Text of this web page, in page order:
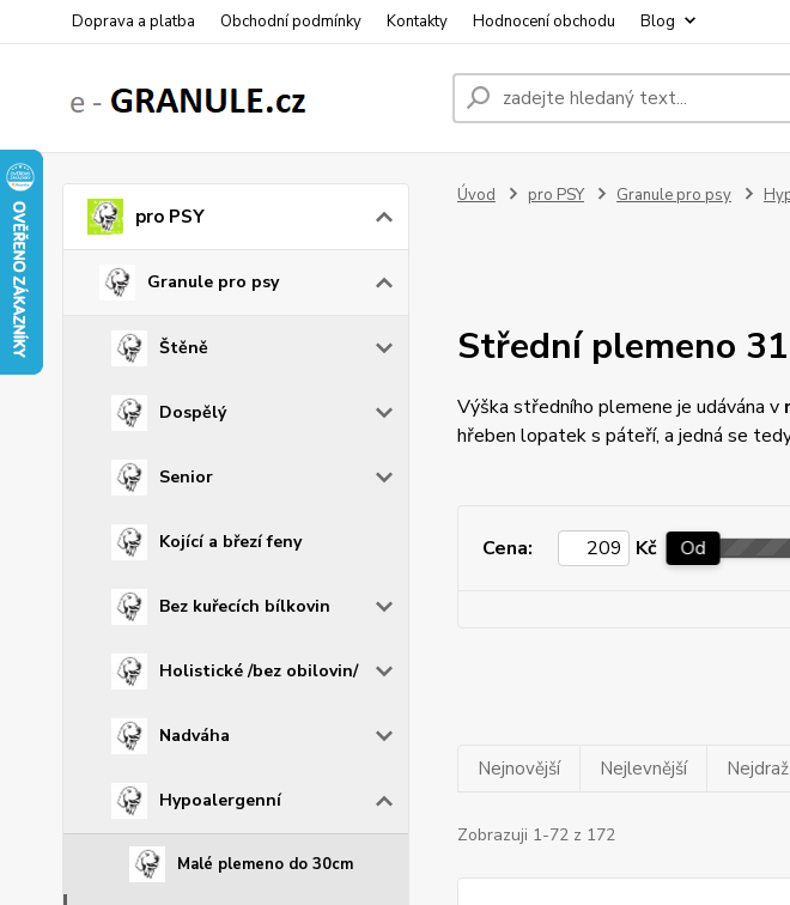
Doprava a platba Obchodní podmínky Kontakty Hodnocení obchodu Blog
pro PSY
Granule pro psy
Štěně
Dospělý
Senior
Kojící a březí feny
Bez kuřecích bílkovin
Holistické /bez obilovin/
Nadváha
Hypoalergenní
Malé plemeno do 30cm
Úvod pro PSY Granule pro psy
Střední plemeno
Výška středního plemene je udávána v
hřeben lopatek s páteří, a jedná se
Cena: Kč Od
Nejnovější Nejlevnější
Zobrazuji 1-72 z 172